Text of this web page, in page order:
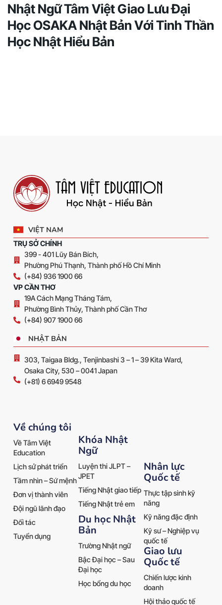
Nhật Ngữ Tâm Việt Giao Lưu Đại
Học OSAKA Nhật Bản Với Tinh Thần
Học Nhật Hiểu Bản
VIỆT NAM
TRỤ SỞ CHÍNH
399 - 401 Lũy Bán Bích,
Phường Phú Thạnh, Thành phố Hồ Chí Minh
(+84) 936 1900 66
VP CẦN THƠ
19A Cách Mạng Tháng Tám,
Phường Bình Thủy, Thành phố Cần Thơ
(+84) 907 1900 66
NHẬT BẢN
303, Taigaa Bldg., Tenjinbashi 3 – 1 – 39 Kita Ward,
Osaka City, 530 – 0041 Japan
(+81) 6 6949 9548
Về chúng tôi
Về Tâm Việt
Education
Lịch sử phát triển
Tầm nhìn – Sứ mệnh
Đơn vị thành viên
Đội ngũ lãnh đạo
Đối tác
Tuyển dụng
Khóa Nhật
Ngữ
Luyện thi JLPT –
JPET
Tiếng Nhật giao tiếp
Tiếng Nhật trẻ em
Du học Nhật
Bản
Trường Nhật ngữ
Bậc Đại học – Sau
Đại học
Học bổng du học
Nhân lực
Quốc tế
Thực tập sinh kỹ
năng
Kỹ năng đặc định
Kỹ sư – Nghiệp vụ
quốc tế
Giao lưu
Quốc tế
Chiến lược kinh
doanh
Hội thảo quốc tế